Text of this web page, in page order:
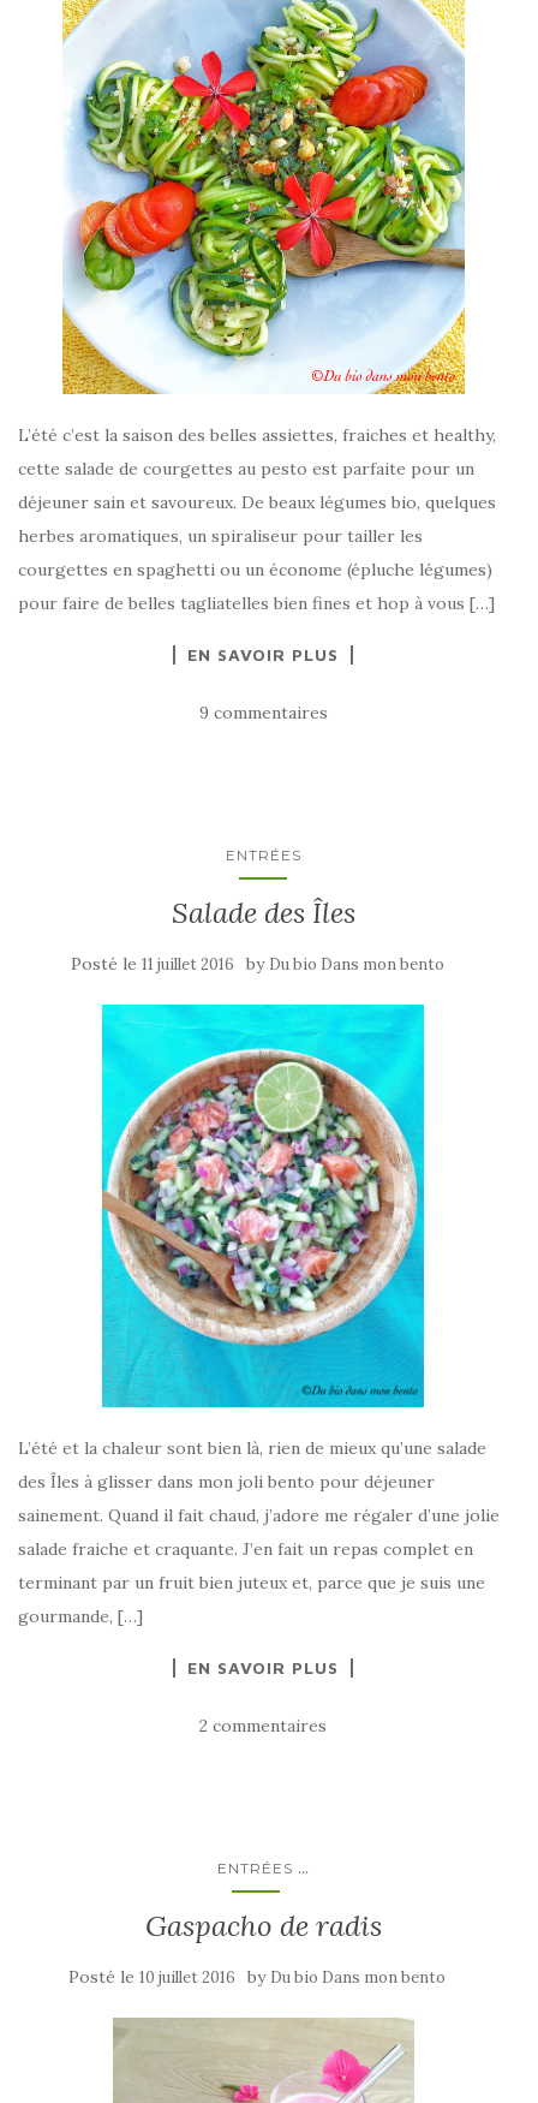
L’été c’est la saison des belles assiettes, fraiches et healthy,
cette salade de courgettes au pesto est parfaite pour un
déjeuner sain et savoureux. De beaux légumes bio, quelques
herbes aromatiques, un spiraliseur pour tailler les
courgettes en spaghetti ou un économe (épluche légumes)
pour faire de belles tagliatelles bien fines et hop à vous […]
EN SAVOIR PLUS
9 commentaires
ENTRÉES
Salade des Îles
Posté le 11 juillet 2016 by Du bio Dans mon bento
L’été et la chaleur sont bien là, rien de mieux qu’une salade
des Îles à glisser dans mon joli bento pour déjeuner
sainement. Quand il fait chaud, j’adore me régaler d’une jolie
salade fraiche et craquante. J’en fait un repas complet en
terminant par un fruit bien juteux et, parce que je suis une
gourmande, […]
EN SAVOIR PLUS
2 commentaires
ENTRÉES ...
Gaspacho de radis
Posté le 10 juillet 2016 by Du bio Dans mon bento